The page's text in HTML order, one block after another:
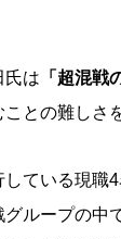
氏は 「超混戦
との難しさ
ている現職
ループの中